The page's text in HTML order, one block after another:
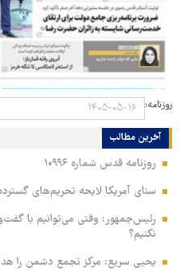
روزنامه:
آخرین مطالب
روزنامه قدس شماره ۱۰۹۹۶
سنای آمریکا لایحه تحریم‌های
رئیس‌جمهور: وقتی می‌توانیم با
نکنیم؟
یحیی سریع: مرکز تجمع دشمن را